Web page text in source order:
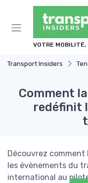
VOTRE
Transport Insiders
Comment
redéfinit
Découvrez
les évènements du
international au
Panneau de gestion